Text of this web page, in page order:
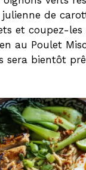
julienne de
et coupez-les
au Poulet
sera bientôt